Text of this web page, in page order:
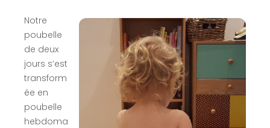
Notre
poubelle
de deux
jours s’est
transform
ée en
poubelle
hebdoma